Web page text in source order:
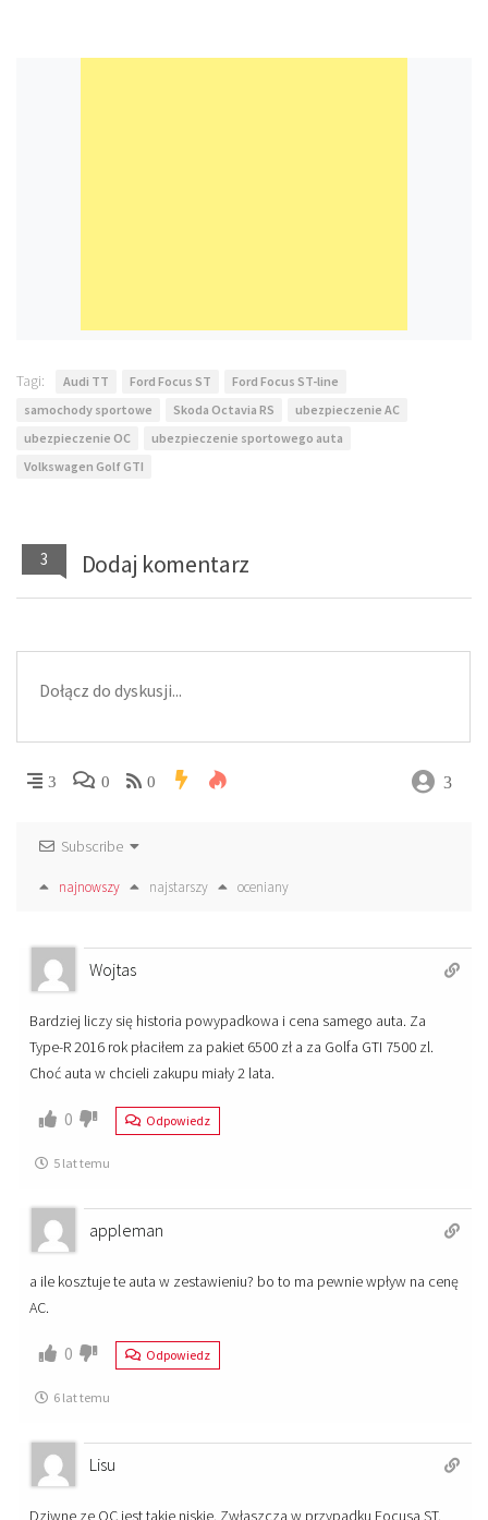
Tagi: Audi TT Ford Focus ST
Ford Focus ST-line
samochody sportowe
Skoda Octavia RS
ubezpieczenie AC
ubezpieczenie OC
ubezpieczenie sportowego auta
Volkswagen Golf GTI
3 Dodaj komentarz
3 0 0 3
Subscribe
najnowszy najstarszy oceniany
Wojtas
Bardziej liczy się historia powypadkowa i cena samego auta. Za
Type-R 2016 rok płaciłem za pakiet 6500 zł a za Golfa GTI 7500 zl.
Choć auta w chcieli zakupu miały 2 lata.
0 Odpowiedz
5 lat temu
appleman
a ile kosztuje te auta w zestawieniu? bo to ma pewnie wpływ na cenę
AC.
0 Odpowiedz
6 lat temu
Lisu
Dziwne ze OC jest takie niskie. Zwłaszcza w przypadku Focusa ST.